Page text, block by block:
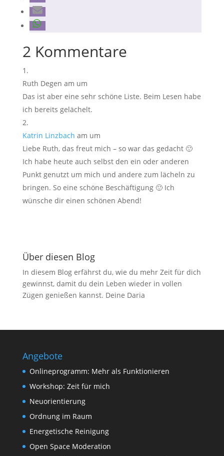
2 Kommentare
Ruth Degen am um
Das ist aber eine sehr schöne Liste. Beim Lesen habe
ich bereits gelächelt.
Katrin Linzbach am um
Liebe Ruth, das freut mich – so war das gedacht 🙂
Ich habe heute auch selbst den ein oder anderen
Punkt genutzt um mich und andere zum lächeln zu
bringen. So eine schöne Beschäftigung 🙂 Ich
wünsche dir einen schönen Abend!
Über diesen Blog
In diesem Blog erfährst du, wie du mehr Zeit für dich
gewinnst, damit du dein Leben wieder in vollen
Zügen genießen kannst. Deine Daria
Angebote
Onlineprogramm: Mehr als Funktionieren
Workshop: Zeit für mich
Neuorientierung
Ordnung im Raum
Energetische Reinigung
Open Space Moderation